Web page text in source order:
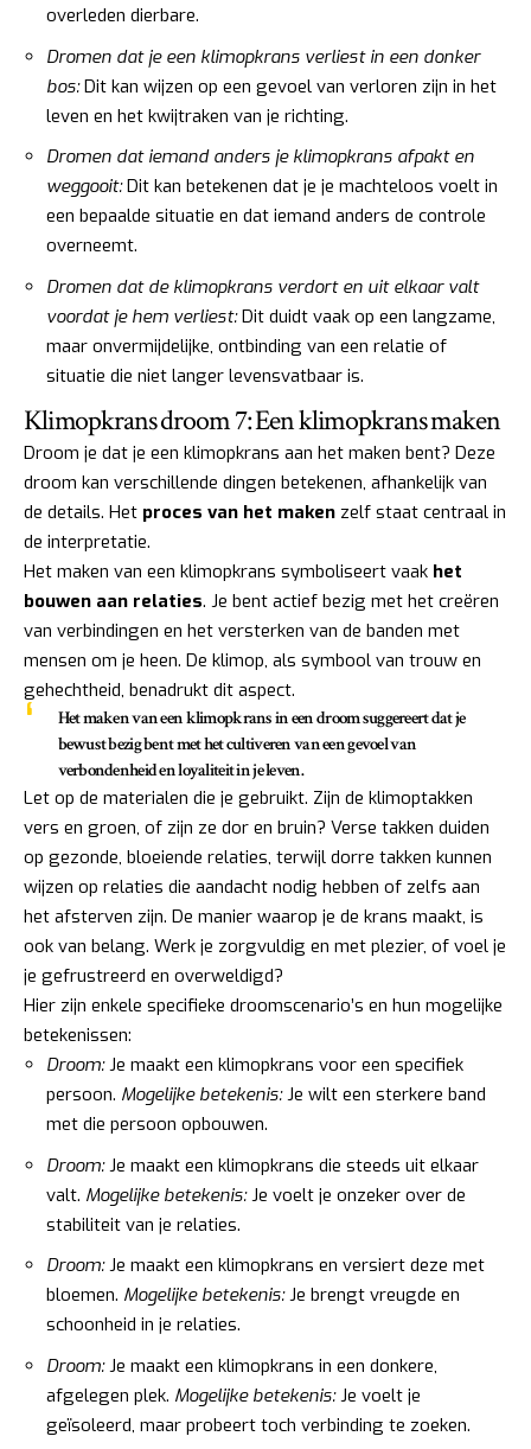
overleden dierbare.
Dromen dat je een klimopkrans verliest in een donker
bos:Dit kan wijzen op een gevoel van verloren zijn in het
leven en het kwijtraken van je richting.
Dromen dat iemand anders je klimopkrans afpakt en
weggooit:Dit kan betekenen dat je je machteloos voelt in
een bepaalde situatie en dat iemand anders de controle
overneemt.
Dromen dat de klimopkrans verdort en uit elkaar valt
voordat je hem verliest:Dit duidt vaak op een langzame,
maar onvermijdelijke, ontbinding van een relatie of
situatie die niet langer levensvatbaar is.
Klimopkrans droom 7: Een klimopkrans maken
Droom je dat je een klimopkrans aan het maken bent? Deze
droom kan verschillende dingen betekenen, afhankelijk van
de details. Het proces van het maken zelf staat centraal in
de interpretatie.
Het maken van een klimopkrans symboliseert vaak het
bouwen aan relaties. Je bent actief bezig met het creëren
van verbindingen en het versterken van de banden met
mensen om je heen. De klimop, als symbool van trouw en
gehechtheid, benadrukt dit aspect.
Het maken van een klimopkrans in een droom suggereert dat je
bewust bezig bent met het cultiveren van een gevoel van
verbondenheid en loyaliteit in je leven.
Let op de materialen die je gebruikt. Zijn de klimoptakken
vers en groen, of zijn ze dor en bruin? Verse takken duiden
op gezonde, bloeiende relaties, terwijl dorre takken kunnen
wijzen op relaties die aandacht nodig hebben of zelfs aan
het afsterven zijn. De manier waarop je de krans maakt, is
ook van belang. Werk je zorgvuldig en met plezier, of voel je
je gefrustreerd en overweldigd?
Hier zijn enkele specifieke droomscenario’s en hun mogelijke
betekenissen:
Droom:Je maakt een klimopkrans voor een specifiek
persoon. Mogelijke betekenis:Je wilt een sterkere band
met die persoon opbouwen.
Droom:Je maakt een klimopkrans die steeds uit elkaar
valt. Mogelijke betekenis:Je voelt je onzeker over de
stabiliteit van je relaties.
Droom:Je maakt een klimopkrans en versiert deze met
bloemen. Mogelijke betekenis:Je brengt vreugde en
schoonheid in je relaties.
Droom:Je maakt een klimopkrans in een donkere,
afgelegen plek. Mogelijke betekenis:Je voelt je
geïsoleerd, maar probeert toch verbinding te zoeken.